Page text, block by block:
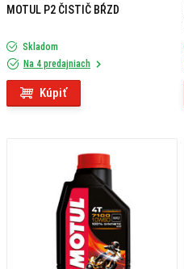
MOTUL P2 ČISTIČ BŔZD
Skladom
Na 4 predajniach
Kúpiť